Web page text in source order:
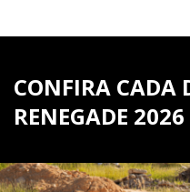
CONFIRA CADA
RENEGADE 2026